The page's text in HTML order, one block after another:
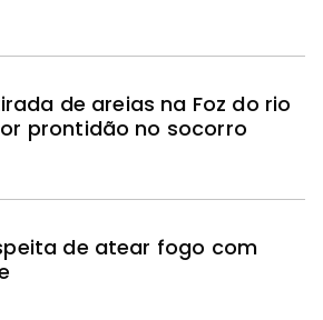
de areias na Foz do rio
prontidão no socorro
de atear fogo com